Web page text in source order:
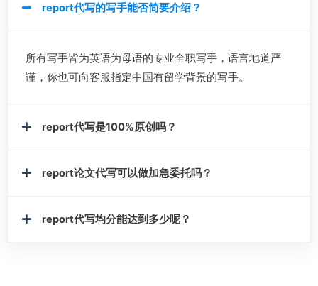
report代写的写手能否简要介绍？
所有写手皆为英语为母语的专业全职写手，语言地道严
谨，你也可向客服指定中国有留学背景的写手。
report代写是100%原创吗？
report论文代写可以做加急委托吗？
report代写均分能达到多少呢？